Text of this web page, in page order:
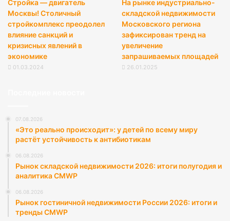
Стройка — двигатель
Москвы! Столичный
стройкомплекс преодолел
влияние санкций и
кризисных явлений в
экономике
01.03.2024
На рынке индустриально-
складской недвижимости
Московского региона
зафиксирован тренд на
увеличение
запрашиваемых площадей
26.01.2025
07.08.2026
«Это реально происходит»: у детей по всему миру
растёт устойчивость к антибиотикам
06.08.2026
Рынок складской недвижимости 2026: итоги полугодия и
аналитика CMWP
06.08.2026
Рынок гостиничной недвижимости России 2026: итоги и
тренды CMWP